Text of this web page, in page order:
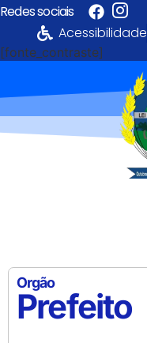
Redes sociais
Acessibilidade
[fonte_contraste]
Orgão
Prefeito